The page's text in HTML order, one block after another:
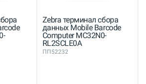
Zebra терминал сбора
данных Mobile Barcode
Computer MC32N0-
RL2SCLE0A
ПП52232